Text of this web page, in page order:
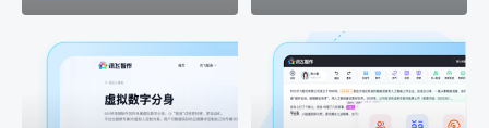
AI+创意